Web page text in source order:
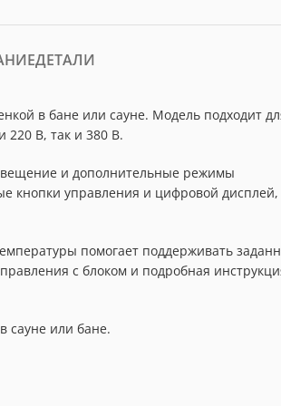
ДЕТАЛИ
в бане или сауне. Модель подходит
220 В, так и 380 В.
и дополнительные режимы
кнопки управления и цифровой дисплей,
помогает поддерживать
с блоком и подробная
сауне или бане.